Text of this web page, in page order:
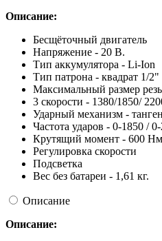
Описание:
Бесщёточный двигатель
Напряжение - 20 В.
Тип аккумулятора - Li-Ion
Тип патрона - квадрат 1/2"
Максимальный размер
3 скорости - 1380/1850/
Ударный механизм -
Частота ударов - 0-1850 /
Крутящий момент - 600
Регулировка скорости
Подсветка
Вес без батареи - 1,61 кг.
Описание
Описание: